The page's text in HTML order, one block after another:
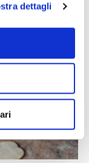
dettagli